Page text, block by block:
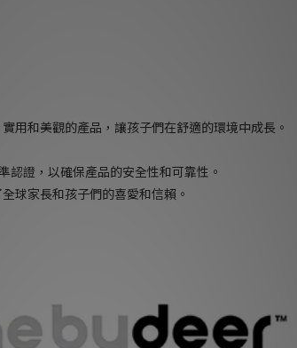
用和美觀的產品，讓孩子們在舒適的環境中成長。
證，以確保產品的安全性和可靠性。
球家長和孩子們的喜愛和信賴。